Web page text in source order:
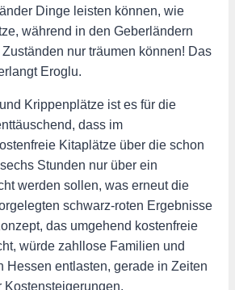
Dinge leisten können, wie
während in den Geberländern
nur träumen können! Das
Eroglu.
Krippenplätze ist es für die
dass im
Kitaplätze über die schon
Stunden nur über ein
werden sollen, was erneut die
schwarz-roten Ergebnisse
das umgehend kostenfreie
würde zahllose Familien und
Hessen entlasten, gerade in Zeiten